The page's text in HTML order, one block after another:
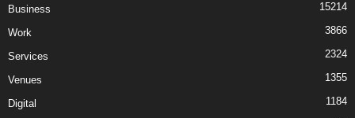
Business 15214
Work 3866
Services 2324
Venues 1355
Digital 1184